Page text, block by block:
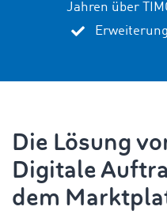
Jahren über
Die Lösung
Digitale
dem